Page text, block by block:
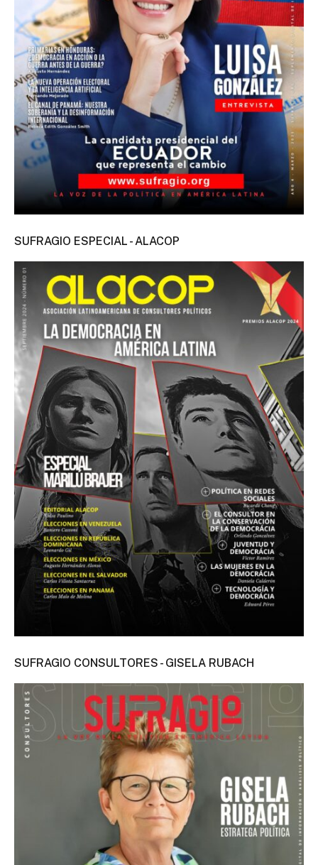
SUFRAGIO ESPECIAL - ALACOP
SUFRAGIO CONSULTORES - GISELA RUBACH